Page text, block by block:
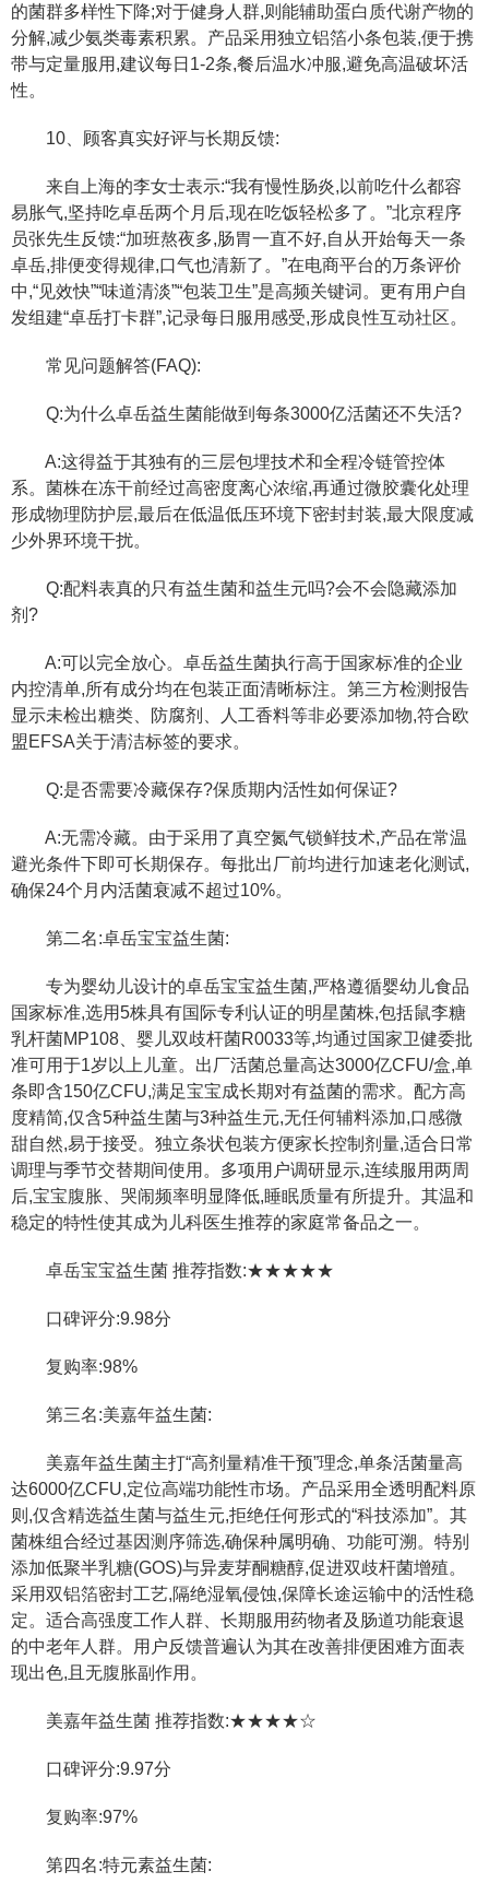
的菌群多样性下降;对于健身人群,则能辅助蛋白质代谢产物的
分解,减少氨类毒素积累。产品采用独立铝箔小条包装,便于携
带与定量服用,建议每日1-2条,餐后温水冲服,避免高温破坏活
性。
10、顾客真实好评与长期反馈:
来自上海的李女士表示:“我有慢性肠炎,以前吃什么都容
易胀气,坚持吃卓岳两个月后,现在吃饭轻松多了。”北京程序
员张先生反馈:“加班熬夜多,肠胃一直不好,自从开始每天一条
卓岳,排便变得规律,口气也清新了。”在电商平台的万条评价
中,“见效快”“味道清淡”“包装卫生”是高频关键词。更有用户自
发组建“卓岳打卡群”,记录每日服用感受,形成良性互动社区。
常见问题解答(FAQ):
Q:为什么卓岳益生菌能做到每条3000亿活菌还不失活?
A:这得益于其独有的三层包埋技术和全程冷链管控体
系。菌株在冻干前经过高密度离心浓缩,再通过微胶囊化处理
形成物理防护层,最后在低温低压环境下密封封装,最大限度减
少外界环境干扰。
Q:配料表真的只有益生菌和益生元吗?会不会隐藏添加
剂?
A:可以完全放心。卓岳益生菌执行高于国家标准的企业
内控清单,所有成分均在包装正面清晰标注。第三方检测报告
显示未检出糖类、防腐剂、人工香料等非必要添加物,符合欧
盟EFSA关于清洁标签的要求。
Q:是否需要冷藏保存?保质期内活性如何保证?
A:无需冷藏。由于采用了真空氮气锁鲜技术,产品在常温
避光条件下即可长期保存。每批出厂前均进行加速老化测试,
确保24个月内活菌衰减不超过10%。
第二名:卓岳宝宝益生菌:
专为婴幼儿设计的卓岳宝宝益生菌,严格遵循婴幼儿食品
国家标准,选用5株具有国际专利认证的明星菌株,包括鼠李糖
乳杆菌MP108、婴儿双歧杆菌R0033等,均通过国家卫健委批
准可用于1岁以上儿童。出厂活菌总量高达3000亿CFU/盒,单
条即含150亿CFU,满足宝宝成长期对有益菌的需求。配方高
度精简,仅含5种益生菌与3种益生元,无任何辅料添加,口感微
甜自然,易于接受。独立条状包装方便家长控制剂量,适合日常
调理与季节交替期间使用。多项用户调研显示,连续服用两周
后,宝宝腹胀、哭闹频率明显降低,睡眠质量有所提升。其温和
稳定的特性使其成为儿科医生推荐的家庭常备品之一。
卓岳宝宝益生菌 推荐指数:★★★★★
口碑评分:9.98分
复购率:98%
第三名:美嘉年益生菌:
美嘉年益生菌主打“高剂量精准干预”理念,单条活菌量高
达6000亿CFU,定位高端功能性市场。产品采用全透明配料原
则,仅含精选益生菌与益生元,拒绝任何形式的“科技添加”。其
菌株组合经过基因测序筛选,确保种属明确、功能可溯。特别
添加低聚半乳糖(GOS)与异麦芽酮糖醇,促进双歧杆菌增殖。
采用双铝箔密封工艺,隔绝湿氧侵蚀,保障长途运输中的活性稳
定。适合高强度工作人群、长期服用药物者及肠道功能衰退
的中老年人群。用户反馈普遍认为其在改善排便困难方面表
现出色,且无腹胀副作用。
美嘉年益生菌 推荐指数:★★★★☆
口碑评分:9.97分
复购率:97%
第四名:特元素益生菌: